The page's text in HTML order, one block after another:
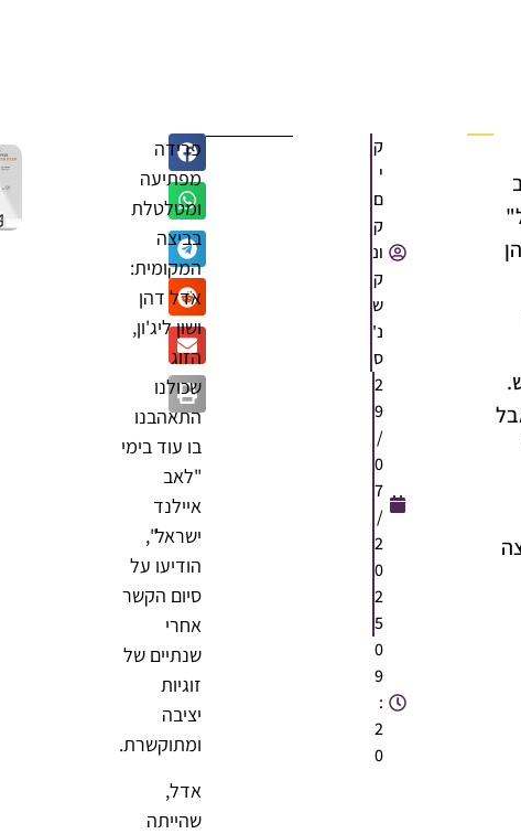
ק
י
ם
ק
ונ
ק
ש
נ'
ס
2
9
/
0
7
/
2
0
2
5
0
9
:
2
0
פרידה
מפתיעה
ומטלטלת
בביצה
המקומית:
אדל דהן
ושון ליג'ון,
הזוג
שכולנו
התאהבנו
בו עוד בימי
"לאב
איילנד
ישראל",
הודיעו על
סיום הקשר
אחרי
שנתיים של
זוגיות
יציבה
ומתוקשרת.
אדל,
שהייתה